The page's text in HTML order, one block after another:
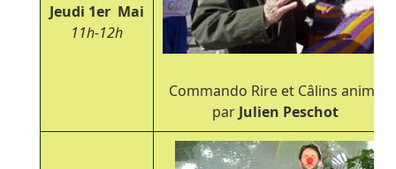
Jeudi 1er Mai
11h-12h
Commando Rire et Câlins animé
par Julien Peschot